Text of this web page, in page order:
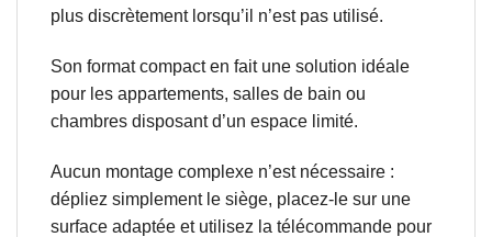
plus discrètement lorsqu’il n’est pas utilisé.
Son format compact en fait une solution idéale
pour les appartements, salles de bain ou
chambres disposant d’un espace limité.
Aucun montage complexe n’est nécessaire :
dépliez simplement le siège, placez-le sur une
surface adaptée et utilisez la télécommande pour